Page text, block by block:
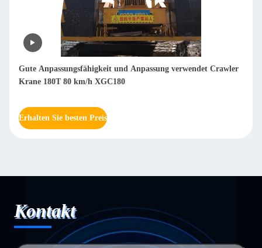
Gute Anpassungsfähigkeit und Anpassung verwendet Crawler
Krane 180T 80 km/h XGC180
Erhalten Sie besten Preis
Kontakt